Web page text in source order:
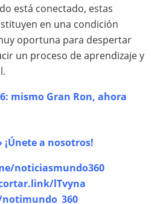
está conectado, estas
en una condición
oportuna para despertar
un proceso de aprendizaje y
mismo Gran Ron, ahora
a nosotros!
noticiasmundo360
lTvyna